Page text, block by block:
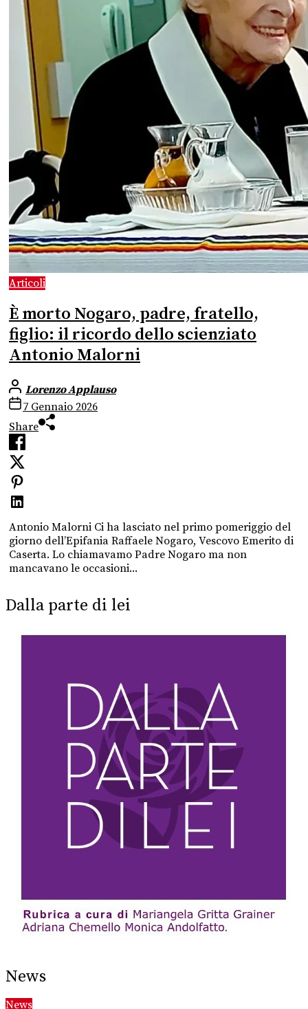
Articoli
È morto Nogaro, padre, fratello,
figlio: il ricordo dello scienziato
Antonio Malorni
Lorenzo Applauso
7 Gennaio 2026
Share
Antonio Malorni Ci ha lasciato nel primo pomeriggio del
giorno dell’Epifania Raffaele Nogaro, Vescovo Emerito di
Caserta. Lo chiamavamo Padre Nogaro ma non
mancavano le occasioni...
Dalla parte di lei
News
News